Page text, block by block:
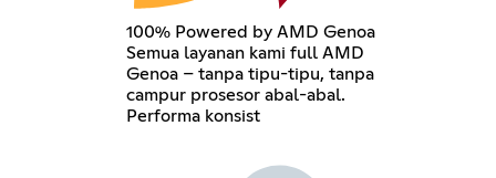
100% Powered by AMD Genoa
Semua layanan kami full AMD
Genoa – tanpa tipu-tipu, tanpa
campur prosesor abal-abal.
Performa konsist